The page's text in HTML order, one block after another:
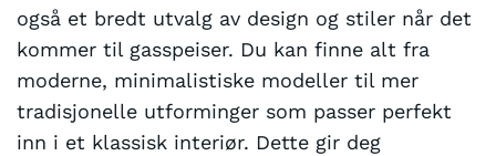
også et bredt utvalg av design og stiler når det
kommer til gasspeiser. Du kan finne alt fra
moderne, minimalistiske modeller til mer
tradisjonelle utforminger som passer perfekt
inn i et klassisk interiør. Dette gir deg